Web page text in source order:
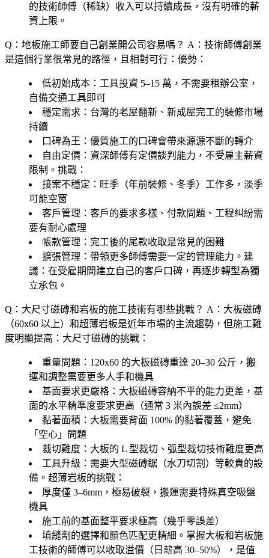
的技術師傅（稀缺）收入可以持續成長，沒有明確的薪
資上限。
Q：地板施工師要自己創業開公司容易嗎？ A：技術師傅創業
是這個行業很常見的路徑，且相對可行：優勢：
低初始成本 ：工具投資 5–15 萬，不需要租辦公室，
自備交通工具即可
穩定需求 ：台灣的老屋翻新、新成屋完工的裝修市場
持續
口碑為王 ：優質施工的口碑會帶來源源不斷的轉介
自由定價 ：資深師傅有定價談判能力，不受雇主薪資
限制。挑戰：
接案不穩定 ：旺季（年前裝修、冬季）工作多，淡季
可能空窗
客戶管理 ：客戶的要求多樣、付款問題、工程糾紛需
要有耐心處理
帳款管理 ：完工後的尾款收取是常見的困難
擴張管理 ：帶領更多師傅需要一定的管理能力。建
議：在受雇期間建立自己的客戶口碑，再逐步轉型為獨
立承包。
Q：大尺寸磁磚和岩板的施工技術有哪些挑戰？ A：大板磁磚
（60x60 以上）和超薄岩板是近年市場的主流趨勢，但施工難
度明顯提高：大尺寸磁磚的挑戰：
重量問題 ：120x60 的大板磁磚重達 20–30 公斤，搬
運和調整需要更多人手和機具
基面要求更嚴格 ：大板磁磚容納不平的能力更差，基
面的水平精準度要求更高（通常 3 米內誤差 ≤2mm）
黏著面積 ：大板需要背面 100% 的黏著覆蓋，避免
「空心」問題
裁切難度 ：大板的 L 型裁切、弧型裁切技術難度更高
工具升級 ：需要大型磁磚鋸（水刀切割）等較貴的設
備。超薄岩板的挑戰：
厚度僅 3–6mm，極易破裂，搬運需要特殊真空吸盤
機具
施工前的基面整平要求極高（幾乎零誤差）
填縫劑的選擇和顏色匹配更精細。掌握大板和岩板施
工技術的師傅可以收取溢價（日薪高 30–50%），是值